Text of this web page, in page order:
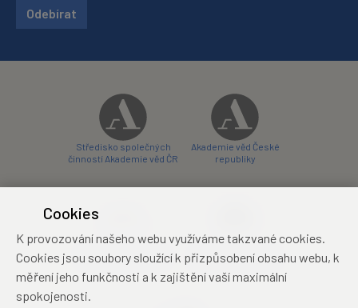
Odebírat
Středisko společných
činností Akademie věd ČR
Akademie věd České
republiky
konferenční centrum
Zámecký hotel Třešť
konferenční centrum
Cookies
K provozování našeho webu využíváme takzvané cookies.
Cookies jsou soubory sloužící k přizpůsobení obsahu webu, k
měření jeho funkčnosti a k zajištění vaší maximální
spokojenosti.